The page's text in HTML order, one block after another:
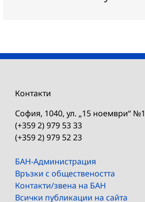
Контакти
София, 1040, ул. „15 ноември“ №1
(+359 2) 979 53 33
(+359 2) 979 52 23
БАН-Администрация
Връзки с обществеността
Контакти/звена на БАН
Всички публикации на сайта